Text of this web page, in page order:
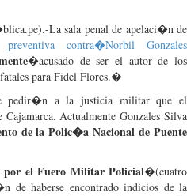
Lasala penal de apelaci�nde
preventivacontra�NorbilGonzales
�acusado deser el autorde los
fatales para Fidel Flores.�
pedir�n a lajusticia militar que el
Cajamarca.Actualmente Gonzales Silva
de laPolic�a Nacional dePuente
por el Fuero Militar Policial�(cuatro
dehaberse encontrado indicios de la